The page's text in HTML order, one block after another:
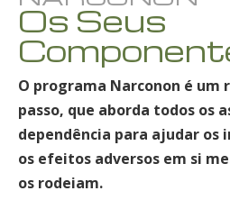
Os Seus
O programa Narconon é um
passo, que aborda todos os
dependência para ajudar os
os efeitos adversos em si
os rodeiam.